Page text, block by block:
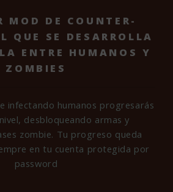
MOD DE COUNTER-
QUE SE
DESARROLLA
ENTRE HUMANOS Y
ZOMBIES
infectando humanos progresarás
desbloqueando armas y
zombie. Tu progreso queda
en tu cuenta protegida por
password